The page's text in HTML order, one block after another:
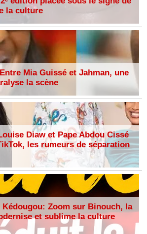
la culture
Mia Guissé et Jahman, une
la scène
Diaw et Pape Abdou Cissé
les rumeurs de séparation
Kédougou: Zoom sur Binouch, la
et sublime la culture